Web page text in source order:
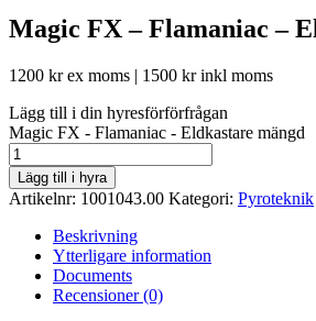
Magic FX – Flamaniac –
1200 krex moms | 1500 krinkl moms
Lägg till i din hyresförförfrågan
Magic FX - Flamaniac - Eldkastare mängd
Lägg till i hyra
Artikelnr: 1001043.00 Kategori: Pyroteknik
Beskrivning
Ytterligare information
Documents
Recensioner (0)